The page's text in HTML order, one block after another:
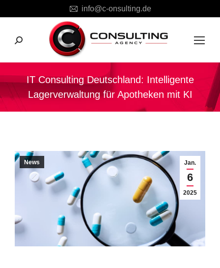
info@c-onsulting.de
Search:
IT Consulting Deutschland: Intelligente
Lagerverwaltung für Apotheken mit KI
Sie befinden sich hier:
Jan.
6
2025
News